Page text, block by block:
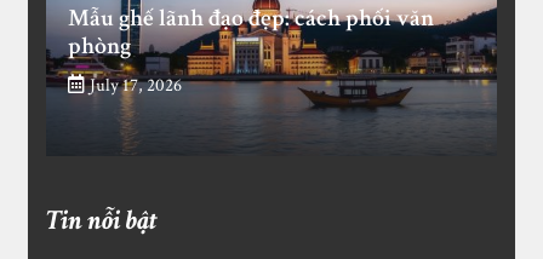
Mẫu ghế lãnh đạo đẹp: cách phối văn
phòng
July 17, 2026
Tin nỗi bật